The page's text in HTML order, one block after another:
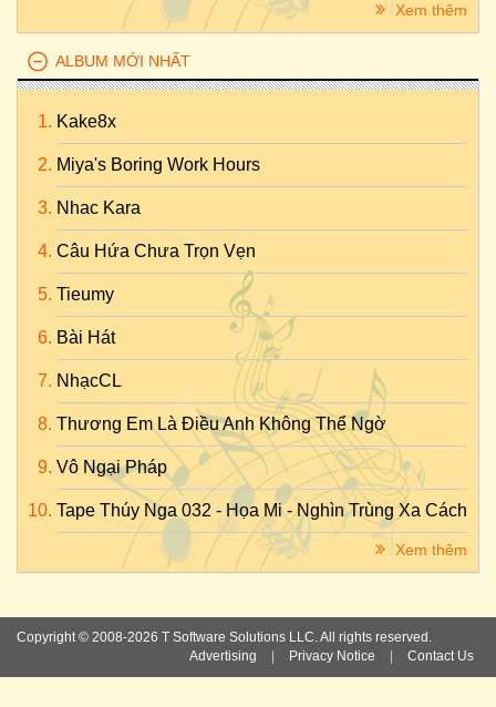
Xem thêm
ALBUM MỚI NHẤT
Kake8x
Miya's Boring Work Hours
Nhac Kara
Câu Hứa Chưa Trọn Vẹn
Tieumy
Bài Hát
NhạcCL
Thương Em Là Điều Anh Không Thể Ngờ
Vô Ngại Pháp
Tape Thúy Nga 032 - Họa Mi - Nghìn Trùng Xa Cách
Xem thêm
Copyright © 2008-2026 T Software Solutions LLC. All rights reserved.
Advertising
Privacy Notice Contact Us